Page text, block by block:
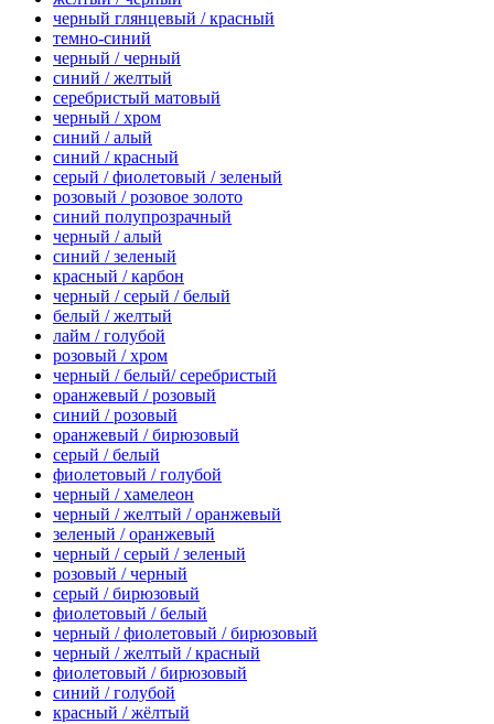
черный глянцевый / красный
темно-синий
черный / черный
синий / желтый
серебристый матовый
черный / хром
синий / алый
синий / красный
серый / фиолетовый / зеленый
розовый / розовое золото
синий полупрозрачный
черный / алый
синий / зеленый
красный / карбон
черный / серый / белый
белый / желтый
лайм / голубой
розовый / хром
черный / белый/ серебристый
оранжевый / розовый
синий / розовый
оранжевый / бирюзовый
серый / белый
фиолетовый / голубой
черный / хамелеон
черный / желтый / оранжевый
зеленый / оранжевый
черный / серый / зеленый
розовый / черный
серый / бирюзовый
фиолетовый / белый
черный / фиолетовый / бирюзовый
черный / желтый / красный
фиолетовый / бирюзовый
синий / голубой
красный / жёлтый